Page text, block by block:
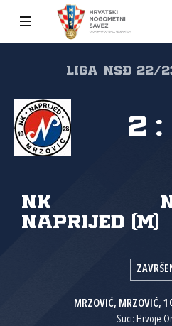
Liga NSĐ 22/
NK
Naprijed (M)
2 :
MRZOVIĆ, MRZOVIĆ,
Suci: Hrvoje